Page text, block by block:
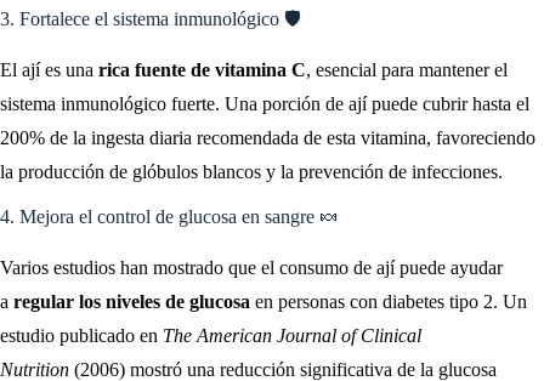
3. Fortalece el sistema inmunológico 🛡️
El ají es una rica fuente de vitamina C, esencial para mantener el
sistema inmunológico fuerte. Una porción de ají puede cubrir hasta el
200% de la ingesta diaria recomendada de esta vitamina, favoreciendo
la producción de glóbulos blancos y la prevención de infecciones.
4. Mejora el control de glucosa en sangre 🍬
Varios estudios han mostrado que el consumo de ají puede ayudar
a regular los niveles de glucosa en personas con diabetes tipo 2. Un
estudio publicado en The American Journal of Clinical
Nutrition (2006) mostró una reducción significativa de la glucosa